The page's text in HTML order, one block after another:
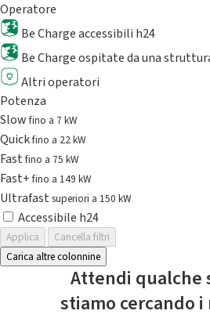
Operatore
Be Charge accessibili h24
Be Charge ospitate da una
Altri operatori
Potenza
Slowfino a 7 kW
Quickfino a 22 kW
Fastfino a 75 kW
Fast+fino a 149 kW
Ultrafast superiori a 150 kW
Accessibile h24
Applica
Cancella filtri
Carica altre colonnine
Attendi qualche
stiamo cercando